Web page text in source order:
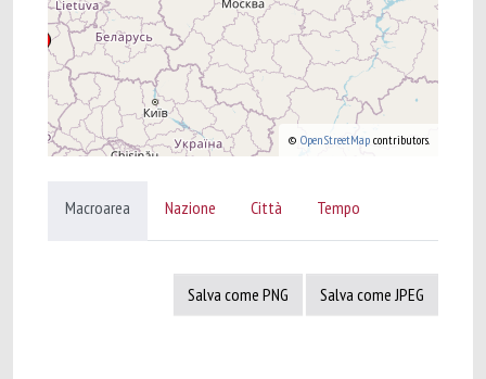
© OpenStreetMap contributors.
Macroarea Nazione Città Tempo
Salva come PNG Salva come JPEG